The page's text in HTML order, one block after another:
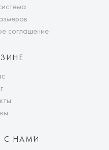
соглашение
С НАМИ